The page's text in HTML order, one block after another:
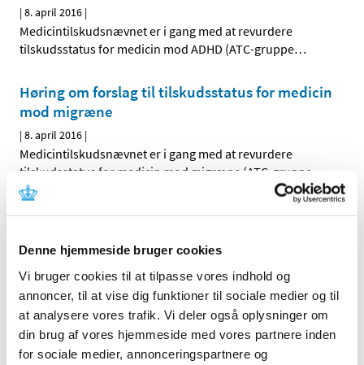
Denne hjemmeside bruger cookies
Vi bruger cookies til at tilpasse vores indhold og
annoncer, til at vise dig funktioner til sociale medier og til
at analysere vores trafik. Vi deler også oplysninger om
din brug af vores hjemmeside med vores partnere inden
for sociale medier, annonceringspartnere og
|8. april 2016 |
Medicintilskudsnævnet er i gang med at revurdere
tilskudsstatus for medicin mod ADHD (ATC-gruppe…
Høring om forslag til tilskudsstatus for medicin
mod migræne
|8. april 2016 |
Medicintilskudsnævnet er i gang med at revurdere
tilskudsstatus for medicin mod migræne (ATC-gruppe
Aripiprazol smeltetabletter får ny
|1. april 2016|
Lægemiddelstyrelsen har besluttet, at aripiprazol
smeltetabletter skal have en ny tilskudsklausul fra den…
Alle (546)